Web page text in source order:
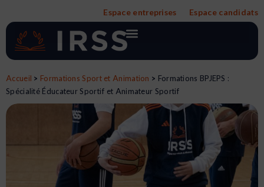
contenu
Espace entreprises Espace candidats
Accueil > Formations Sport et Animation > Formations BPJEPS :
Spécialité Éducateur Sportif et Animateur Sportif